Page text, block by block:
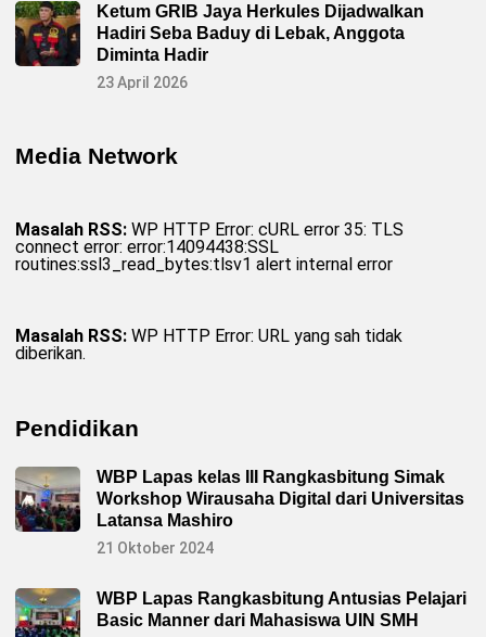
Ketum GRIB Jaya Herkules Dijadwalkan
Hadiri Seba Baduy di Lebak, Anggota
Diminta Hadir
23 April 2026
Media Network
Masalah RSS: WP HTTP Error: cURL error 35: TLS
connect error: error:14094438:SSL
routines:ssl3_read_bytes:tlsv1 alert internal error
Masalah RSS: WP HTTP Error: URL yang sah tidak
diberikan.
Pendidikan
WBP Lapas kelas III Rangkasbitung Simak
Workshop Wirausaha Digital dari Universitas
Latansa Mashiro
21 Oktober 2024
WBP Lapas Rangkasbitung Antusias Pelajari
Basic Manner dari Mahasiswa UIN SMH